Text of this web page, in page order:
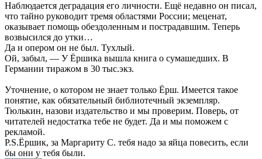
Наблюдается деградация его личности. Ещё недавно он писал,
что тайно руководит тремя областями России; меценат,
оказывает помощь обездоленным и пострадавшим. Теперь
возвысился до утки…
Да и опером он не был. Тухлый.
Ой, забыл, — У Ёршика вышла книга о сумашедших. В
Германии тиражом в 30 тыс.экз.
Уточнение, о котором не знает только Ёрш. Имеется такое
понятие, как обязательный библиотечный экземпляр.
Тюлькин, назови издательство и мы проверим. Поверь, от
читателей недостатка тебе не будет. Да и мы поможем с
рекламой.
P.S.Ёршик, за Маргариту С. тебя надо за яйца повесить, если
бы они у тебя были.